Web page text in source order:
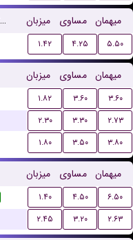
میزبان مساوی میهمان
۱.۴۲ ۴.۲۵ ۵.۵۰
میزبان مساوی میهمان
۱.۸۲ ۳.۶۰
۳.۶۰
۲.۳۰ ۳.۳۰
۲.۷۳
۱.۸۰ ۳.۵۰ ۳.۸۰
میزبان مساوی میهمان
۱.۴۰ ۴.۵۰
۶.۵۰
۲.۴۵ ۳.۲۰ ۲.۶۳